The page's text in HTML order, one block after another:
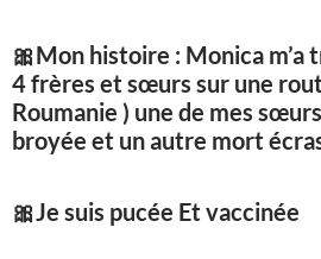
🎀Mon histoire : Monica m’a
4 frères et sœurs sur une
Roumanie ) une de mes
broyée et un autre mort
🎀Je suis pucée Et vaccinée